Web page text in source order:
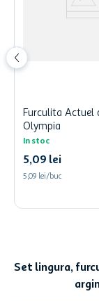
Furculita Actuel
Olympia
In stoc
5,09 lei
5,09 lei/buc
Set lingura,